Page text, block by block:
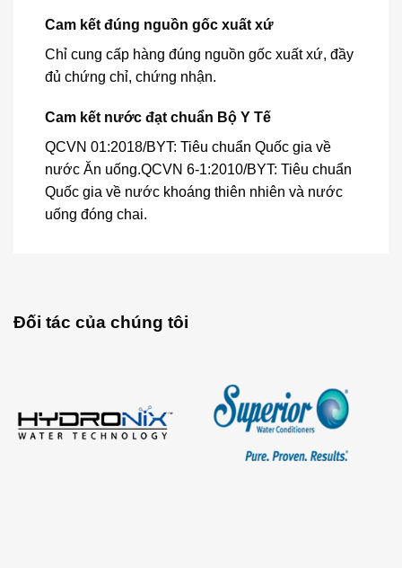
Cam kết đúng nguồn gốc xuất xứ
Chỉ cung cấp hàng đúng nguồn gốc xuất xứ, đầy
đủ chứng chỉ, chứng nhận.
Cam kết nước đạt chuẩn Bộ Y Tế
QCVN 01:2018/BYT: Tiêu chuẩn Quốc gia về
nước Ăn uống.QCVN 6-1:2010/BYT: Tiêu chuẩn
Quốc gia về nước khoáng thiên nhiên và nước
uống đóng chai.
Đối tác của chúng tôi